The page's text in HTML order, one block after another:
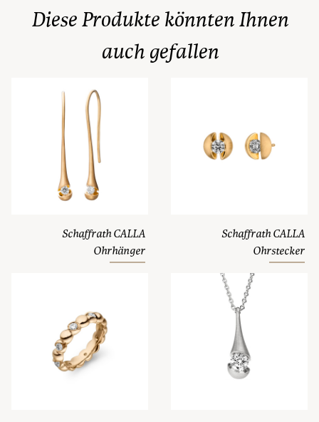
Diese Produkte könnten Ihnen
auch gefallen
Schaffrath CALLA
Ohrhänger
Schaffrath CALLA
Ohrstecker